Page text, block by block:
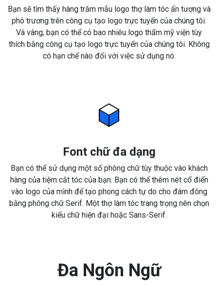
Bạn sẽ tìm thấy hàng trăm mẫu logo thợ làm tóc ấn tượng và
phô trương trên công cụ tạo logo trực tuyến của chúng tôi.
Và vâng, bạn có thể có bao nhiêu logo thẩm mỹ viện tùy
thích bằng công cụ tạo logo trực tuyến của chúng tôi. Không
có hạn chế nào đối với việc sử dụng nó.
Font chữ đa dạng
Bạn có thể sử dụng một số phông chữ tùy thuộc vào khách
hàng của tiệm cắt tóc của bạn. Bạn có thể thêm nét cổ điển
vào logo của mình để tạo phong cách tự do cho đám đông
bằng phông chữ Serif. Một thợ làm tóc trang trọng nên chọn
kiểu chữ hiện đại hoặc Sans-Serif.
Đa Ngôn Ngữ